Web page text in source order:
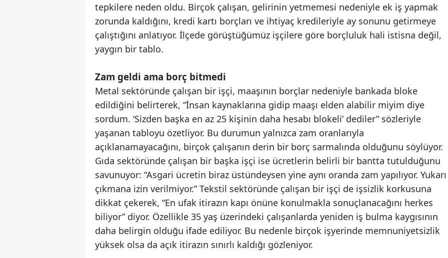
tepkilere neden oldu. Birçok çalışan, gelirinin yetmemesi nedeniyle ek iş yapmak
zorunda kaldığını, kredi kartı borçları ve ihtiyaç kredileriyle ay sonunu getirmeye
çalıştığını anlatıyor. İlçede görüştüğümüz işçilere göre borçluluk hali istisna değil,
yaygın bir tablo.
Zam geldi ama borç bitmedi
Metal sektöründe çalışan bir işçi, maaşının borçlar nedeniyle bankada bloke
edildiğini belirterek, “İnsan kaynaklarına gidip maaşı elden alabilir miyim diye
sordum. ‘Sizden başka en az 25 kişinin daha hesabı blokeli’ dediler” sözleriyle
yaşanan tabloyu özetliyor. Bu durumun yalnızca zam oranlarıyla
açıklanamayacağını, birçok çalışanın derin bir borç sarmalında olduğunu söylüyor.
Gıda sektöründe çalışan bir başka işçi ise ücretlerin belirli bir bantta tutulduğunu
savunuyor: “Asgari ücretin biraz üstündeysen yine aynı oranda zam yapılıyor. Yukarı
çıkmana izin verilmiyor.” Tekstil sektöründe çalışan bir işçi de işsizlik korkusuna
dikkat çekerek, “En ufak itirazın kapı önüne konulmakla sonuçlanacağını herkes
biliyor” diyor. Özellikle 35 yaş üzerindeki çalışanlarda yeniden iş bulma kaygısının
daha belirgin olduğu ifade ediliyor. Bu nedenle birçok işyerinde memnuniyetsizlik
yüksek olsa da açık itirazın sınırlı kaldığı gözleniyor.